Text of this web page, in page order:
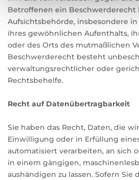
Betroffenen ein Beschwerderecht
Aufsichtsbehörde, insbesondere
ihres gewöhnlichen Aufenthalts,
oder des Orts des mutmaßlichen
Beschwerderecht besteht
verwaltungsrechtlicher oder
Rechtsbehelfe.
Recht auf Daten­übertrag­barkeit
Sie haben das Recht, Daten, die
Einwilligung oder in Erfüllung
automatisiert verarbeiten, an sich
in einem gängigen,
aushändigen zu lassen. Sofern Sie